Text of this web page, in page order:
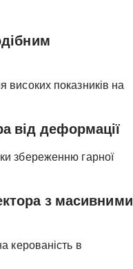
високих показників на
від деформації
збереженню гарної
з масивними
керованість в